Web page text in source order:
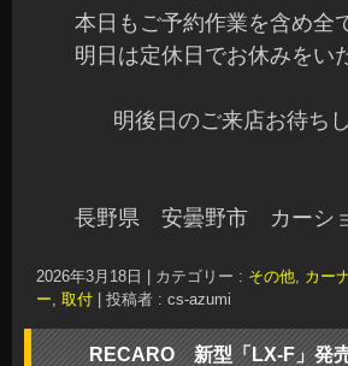
本日もご予約作業を含め全
明日は定休日でお休みをい
明後日のご来店お待ち
長野県 安曇野市 カーシ
2026年3月18日 カテゴリー : その他, カー
ー, 取付 投稿者 : cs-azumi
RECARO 新型「LX-F」発